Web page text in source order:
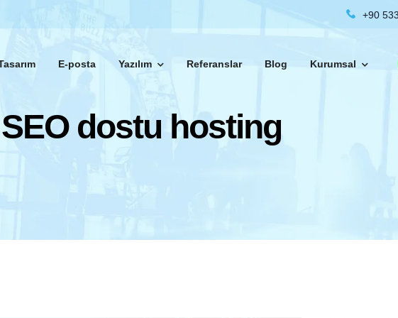
+90
E-posta Yazılım Referanslar Blog Kurumsal
SEO dostu hosting